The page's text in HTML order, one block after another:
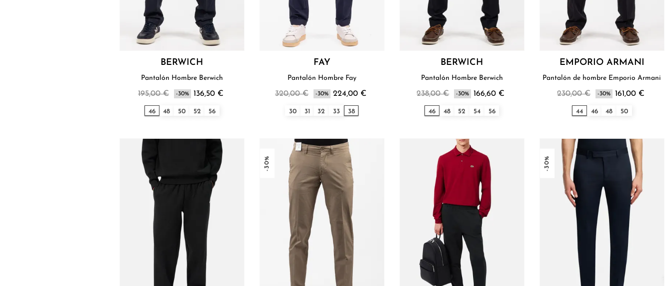
BERWICH
Pantalón Hombre Berwich
195,00 € -30% 136,50 €
46 48 50 52 56
FAY
Pantalón Hombre Fay
320,00 € -30% 224,00 €
30 31 32 33 38
BERWICH
Pantalón Hombre Berwich
238,00 € -30% 166,60 €
46 48 52 54 56
EMPORIO ARMANI
Pantalón de hombre Emporio Armani
230,00 € -30% 161,00 €
44 46 48 50
-30% -30%